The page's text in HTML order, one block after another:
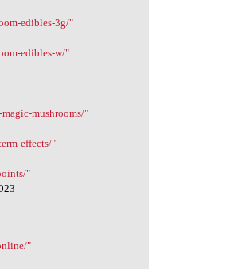
edibles-3g/"
edibles-w/"
mushrooms/"
effects/"
"
"